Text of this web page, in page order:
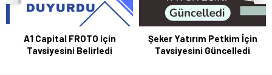
A1 Capital FROTO için
Tavsiyesini Belirledi
Şeker Yatırım Petkim İçin
Tavsiyesini Güncelledi